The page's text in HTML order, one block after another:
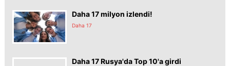
Daha 17 milyon izlendi!
Daha 17
Daha 17 Rusya'da Top 10'a girdi